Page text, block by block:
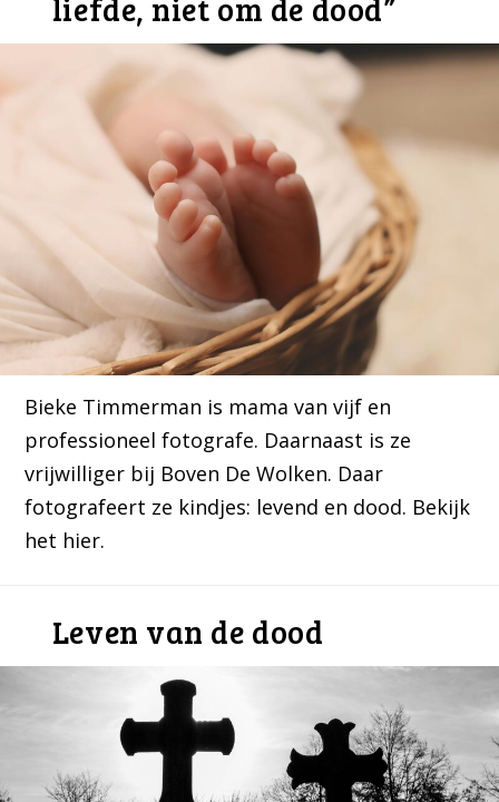
liefde, niet om de dood”
Bieke Timmerman is mama van vijf en
professioneel fotografe. Daarnaast is ze
vrijwilliger bij Boven De Wolken. Daar
fotografeert ze kindjes: levend en dood. Bekijk
het hier.
Leven van de dood